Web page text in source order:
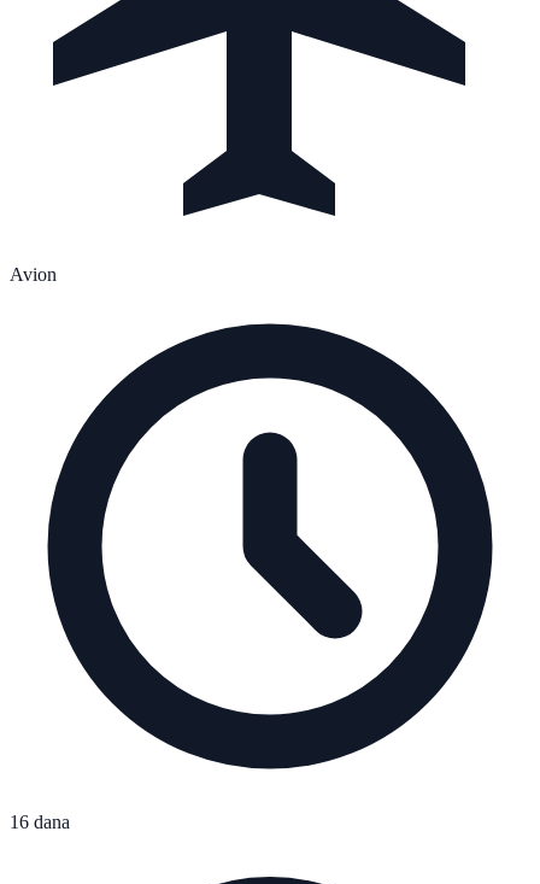
Avion
16 dana